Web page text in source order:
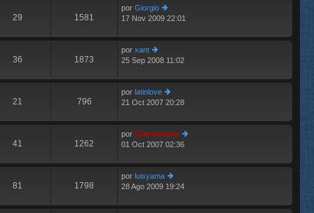
s
aj
o
m
n
aj
29 1581
por Giorgio
er
im
m
n
s
aj
17 Nov 2009 22:01
36 1873
por xant
er
im
o
m
n
s
aj
25 Sep 2008 11:02
21 796
por latinlove
er
im
o
m
n
s
aj
21 Oct 2007 20:28
41 1262
por Güesmaster
er
im
m
n
01 Oct 2007 02:36
81 1798
por luisyama
er
im
28 Ago 2009 19:24